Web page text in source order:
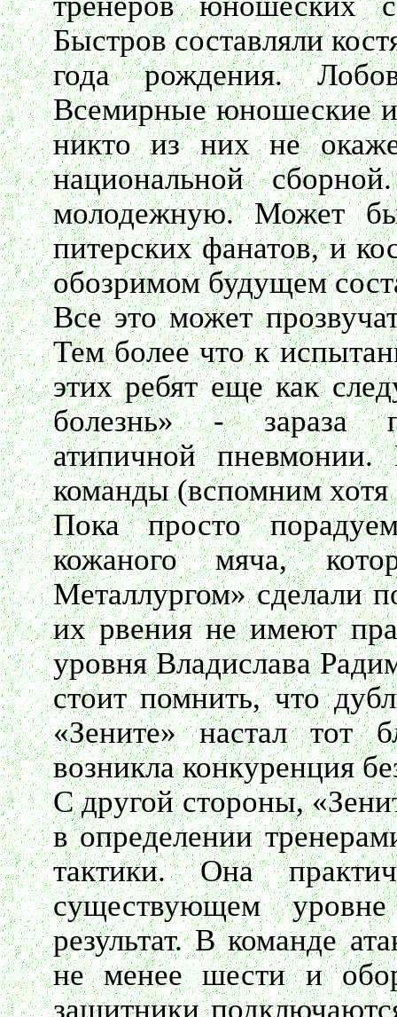
Быстров составляли
года рождения.
Всемирные юношеские
никто из них не
национальной
молодежную. Может
питерских фанатов, и
обозримом будущем
Все это может
Тем более что к
этих ребят еще как
болезнь» - зараза
атипичной
команды (вспомним
Пока просто
кожаного мяча,
Металлургом» сделали
их рвения не имеют
уровня Владислава
стоит помнить, что
«Зените» настал тот
возникла конкуренция
С другой стороны,
в определении
тактики. Она
существующем
результат. В команде
не менее шести и
защитники